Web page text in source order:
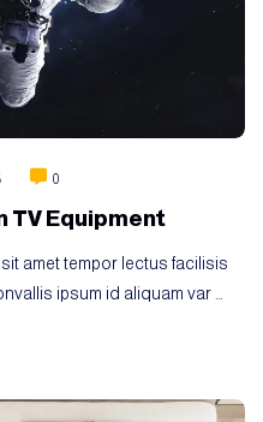
0
TV Equipment
amet tempor lectus facilisis
ipsum id aliquam var …